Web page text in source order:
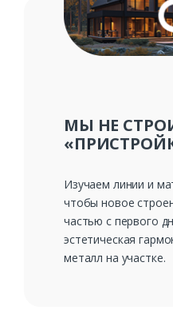
Ваше имя*
МЫ НЕ
Изучаем линии и
чтобы новое
частью с первого
эстетическая
металл на участке.